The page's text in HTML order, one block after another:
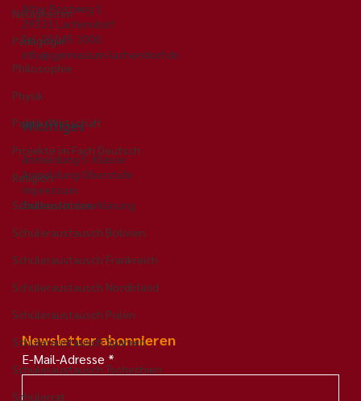
Neuigkeiten
Pädagogik
Philosophie
Physik
Politik/Wirtschaft
Projekte im Fach Deutsch
Religion
Schulbuslotsen
Schüleraustausch Bolivien
Schüleraustausch Frankreich
Schüleraustausch Nordirland
Schüleraustausch Polen
Schüleraustausch Spanien
Schüleraustausch Tschechien
Schülerrat
Alles für'n Arsch? – Was hinter
unserem Theaterprojekt wirklich
Alter Postweg 1
29331 Lachendorf
Tel. 05145 1000
info@gymnasium-lachendorf.de
Wichtiges
Anmeldung 5. Klasse
Anmeldung Oberstufe
Impressum
Datenschutzerklärung
Newsletter abonnieren
E-Mail-Adresse *